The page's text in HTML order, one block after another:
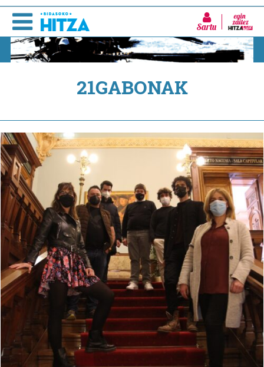
Sartu
21GABONAK